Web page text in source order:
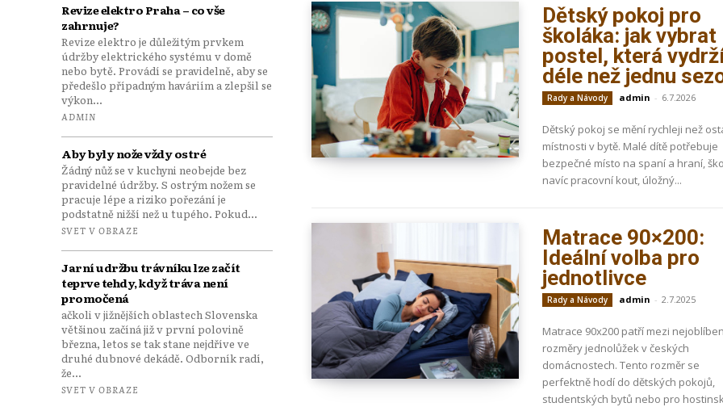
Revize elektro Praha – co vše
zahrnuje?
Revize elektro je důležitým prvkem
údržby elektrického systému v domě
nebo bytě. Provádí se pravidelně, aby se
předešlo případným haváriím a zlepšil se
výkon...
ADMIN
Aby byly nože vždy ostré
Žádný nůž se v kuchyni neobejde bez
pravidelné údržby. S ostrým nožem se
pracuje lépe a riziko pořezání je
podstatně nižší než u tupého. Pokud...
SVET V OBRAZE
Jarní udržbu trávníku lze začít
teprve tehdy, když tráva není
promočená
ačkoli v jižnějších oblastech Slovenska
většinou začíná již v první polovině
března, letos se tak stane nejdříve ve
druhé dubnové dekádě. Odborník radí,
že...
SVET V OBRAZE
Dětský pokoj pro
školáka: jak vybrat
postel, která
déle než jednu
Rady a Návody admin - 6.7.2026
Dětský pokoj se mění rychleji než
místnosti v bytě. Malé dítě potřebuje
bezpečné místo na spaní a hraní,
navíc pracovní kout, úložný...
Matrace 90×200:
Ideální volba pro
jednotlivce
Rady a Návody admin - 2.7.2025
Matrace 90x200 patří mezi
rozměry jednolůžek v českých
domácnostech. Tento rozměr se
perfektně hodí do dětských pokojů,
studentských bytů nebo pro